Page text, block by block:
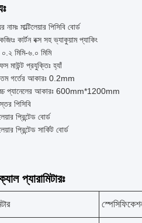
নামঃ মাল্টিলেয়ার পিসিবি বোর্ড
কার্টন বক্স সহ ভ্যাকুয়াম প্যাকিং
০.২ মিমি-৬.০ মিমি
মাউন্ট প্রযুক্তিঃ হ্যাঁ
গর্তের আকারঃ 0.2mm
প্যানেলের আকারঃ 600mm*1200mm
পিসিবি
প্রিন্টেড বোর্ড
প্রিন্টেড সার্কিট বোর্ড
প্যারামিটারঃ